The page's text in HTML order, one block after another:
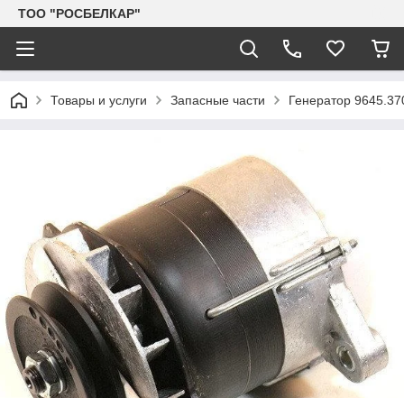
TOO "РОСБЕЛКАР"
Товары и услуги Запасные части Генератор